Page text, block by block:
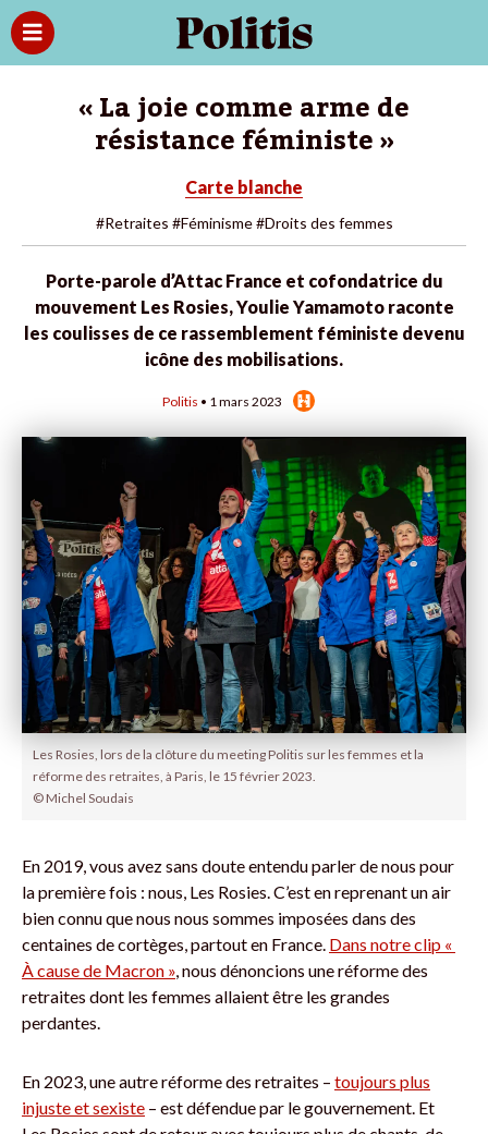
« La joie comme arme de
résistance féministe »
Carte blanche
#Retraites #Féminisme #Droits des femmes
Porte-parole d’Attac France et cofondatrice du
mouvement Les Rosies, Youlie Yamamoto raconte
les coulisses de ce rassemblement féministe devenu
icône des mobilisations.
Politis • 1 mars 2023
Les Rosies, lors de la clôture du meeting Politis sur les femmes et la
réforme des retraites, à Paris, le 15 février 2023.
© Michel Soudais
En 2019, vous avez sans doute entendu parler de nous pour
la première fois : nous, Les Rosies. C’est en reprenant un air
bien connu que nous nous sommes imposées dans des
centaines de cortèges, partout en France. Dans notre clip «
À cause de Macron » , nous dénoncions une réforme des
retraites dont les femmes allaient être les grandes
perdantes.
En 2023, une autre réforme des retraites – toujours plus
injuste et sexiste – est défendue par le gouvernement. Et